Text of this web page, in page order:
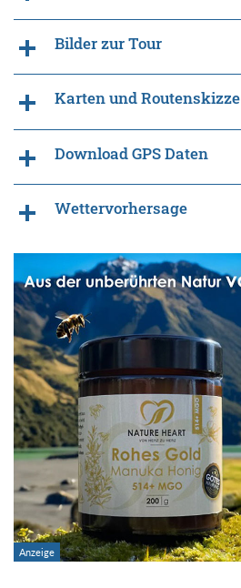
Bilder zur Tour
Karten und Routenskizze
Download GPS Daten
Wettervorhersage